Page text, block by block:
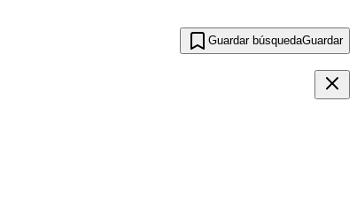
Guardar búsquedaGuardar